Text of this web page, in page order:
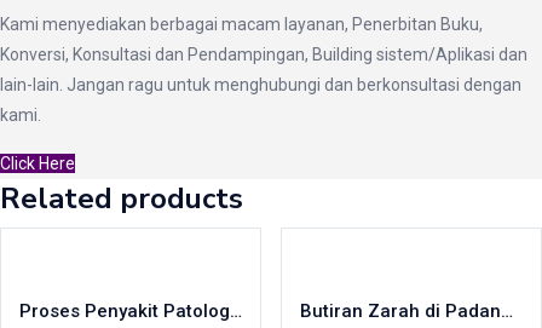
Kami menyediakan berbagai macam layanan, Penerbitan Buku,
Konversi, Konsultasi dan Pendampingan, Building sistem/Aplikasi dan
lain-lain. Jangan ragu untuk menghubungi dan berkonsultasi dengan
kami.
Click Here
Related products
Proses Penyakit Patologis pada Lansia Butiran Zarah di Padang Semesta